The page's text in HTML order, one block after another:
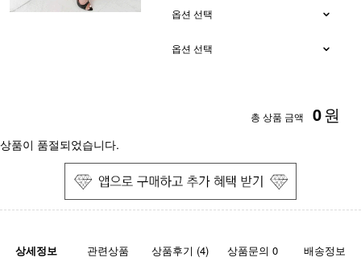
총 상품 금액 0원
상품이 품절되었습니다.
상세정보 관련상품 상품후기 (4) 상품문의 0 배송정보